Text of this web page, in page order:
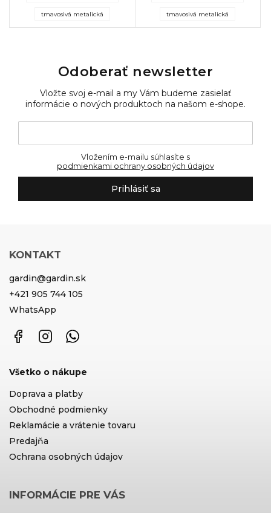
tmavosivá metalická tmavosivá metalická
Odoberať newsletter
Vložte svoj e-mail a my Vám budeme zasielať
informácie o nových produktoch na našom e-shope.
podmienkami ochrany osobných údajov
Prihlásiť sa
KONTAKT
gardin@gardin.sk
+421 905 744 105
WhatsApp
FacebookInstagram
Všetko o nákupe
Doprava a platby
Obchodné podmienky
Reklamácie a vrátenie tovaru
Predajňa
Ochrana osobných údajov
INFORMÁCIE PRE VÁS